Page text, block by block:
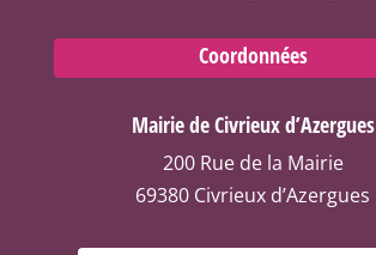
Coordonnées
Mairie de Civrieux d’Azergues
200 Rue de la Mairie
69380 Civrieux d’Azergues